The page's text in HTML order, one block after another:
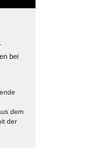
bei
dem
der